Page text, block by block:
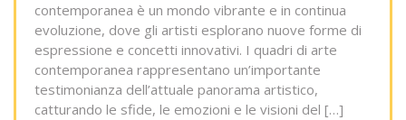
contemporanea è un mondo vibrante e in continua
evoluzione, dove gli artisti esplorano nuove forme di
espressione e concetti innovativi. I quadri di arte
contemporanea rappresentano un’importante
testimonianza dell’attuale panorama artistico,
catturando le sfide, le emozioni e le visioni del […]